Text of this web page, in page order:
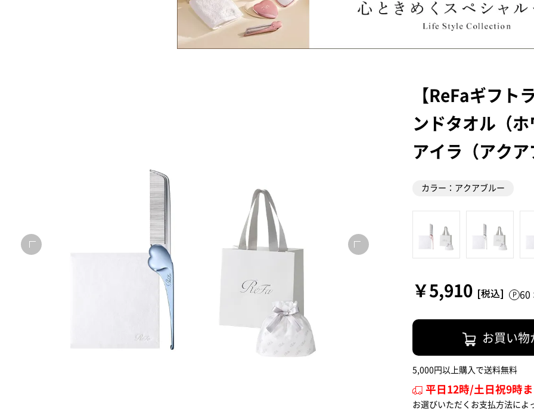
【ReFaギフト
ンドタオル（
アイラ（アク
カラー：アクアブルー
￥5,910 60
お買い物
5,000円以上購入で送料無料
平日12時/土日祝9時
お選びいただくお支払方法によ